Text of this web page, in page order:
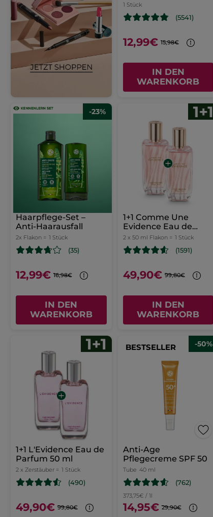
1 Stück
(5541)
12,99€ 15,98€
IN DEN
WARENKORB
-23%
Haarpflege-Set –
Anti-Haarausfall
2x Flakon = 1 Stück
(35)
12,99€ 16,98€
IN DEN
WARENKORB
1+1 Comme Une
Evidence Eau de
Parfum 50 ml
2 x 50 ml Flakon = 1 Stück
(1591)
49,90€ 99,80€
IN DEN
WARENKORB
1+1 L'Evidence Eau de
Parfum 50 ml
2 x Zerstäuber = 1 Stück
(490)
49,90€ 99,80€
BESTSELLER -50%
Anti-Age
Pflegecreme SPF 50
Tube 40 ml
(762)
373,75€ / 1l
14,95€ 29,90€